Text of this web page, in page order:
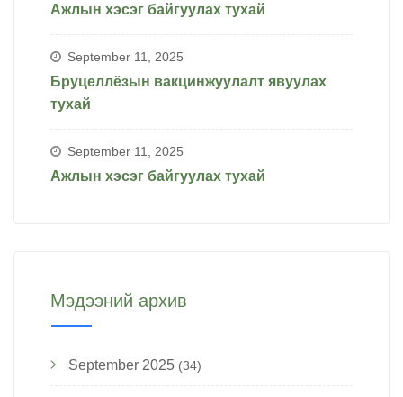
Ажлын хэсэг байгуулах тухай
September 11, 2025
Бруцеллёзын вакцинжуулалт явуулах
тухай
September 11, 2025
Ажлын хэсэг байгуулах тухай
Мэдээний архив
September 2025 (34)